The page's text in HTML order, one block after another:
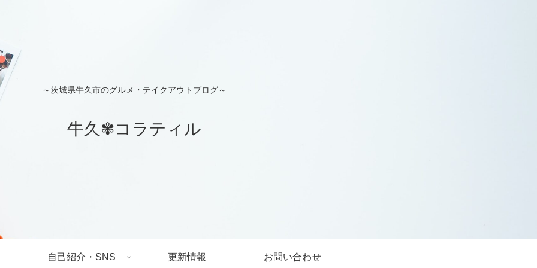
～茨城県牛久市のグルメ・テイクアウトブログ～
牛久✾コラティル
自己紹介・SNS 更新情報 お問い合わせ